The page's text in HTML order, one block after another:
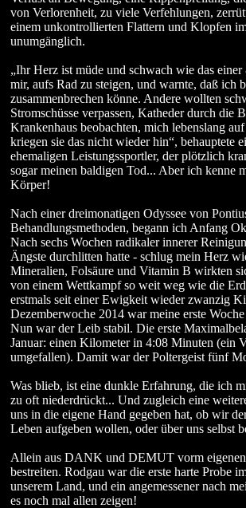
von Verlorenheit, zu viele Verfehlungen,
einem unkontrollierten Flattern und Klopfen
unumgänglich.
„Ihr Herz ist müde und schwach wie das
mir, aufs Rad zu steigen, und warnte, daß ich
zusammenbrechen könne. Andere wollten
Stromschüsse verpassen, Katheder durch die
Krankenhaus beobachten, mich lebenslang
kriegen sie das nicht wieder hin“, behauptete
ehemaligen Leistungssportler, der plötzlich
sogar meinen baldigen Tod... Aber ich kenne
Körper!
Nach einer dreimonatigen Odyssee von
Behandlungsmethoden, begann ich Anfang
Nach sechs Wochen radikaler innerer
Ängste durchlitten hatte - schlug mein Herz
Mineralien, Folsäure und Vitamin B wirkten
von einem Wettkampf so weit weg wie die
erstmals seit einer Ewigkeit wieder zwanzig
Dezemberwoche 2014 war meine erste
Nun war der Leib stabil. Die erste
Januar: einen Kilometer in 4:08 Minuten (ein
umgefallen). Damit war der Poltergeist fünf
Was blieb, ist eine dunkle Erfahrung, die ich
zu oft niederdrückt... Und zugleich eine
uns in die eigene Hand gegeben hat, ob wir
Leben aufgeben wollen, oder über uns selbst
Allein aus DANK und DEMUT vorm
bestreiten. Rodgau war die erste harte Probe
unserem Land, und ein angemessener nach
es noch mal allen zeigen!